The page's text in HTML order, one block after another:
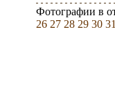
Фотографии в
26 27 28 29 30